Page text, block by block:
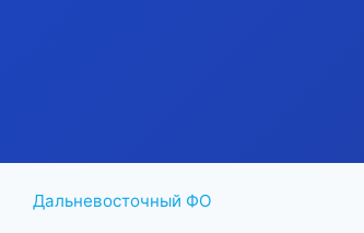
Дальневосточный ФО